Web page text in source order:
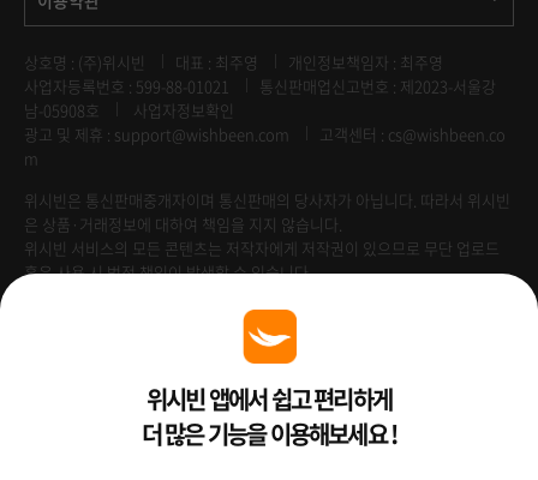
상호명 : (주)위시빈 대표 : 최주영
개인정보책임자 : 최주영
사업자등록번호 : 599-88-01021
통신판매업신고번호 : 제2023-서울강
남-05908호
사업자정보확인
광고 및 제휴 : support@wishbeen.com
고객센터 : cs@wishbeen.co
m
위시빈은 통신판매중개자이며 통신판매의 당사자가 아닙니다. 따라서 위시빈
은 상품·거래정보에 대하여 책임을 지지 않습니다.
위시빈 서비스의 모든 콘텐츠는 저작자에게 저작권이 있으므로 무단 업로드
혹은 사용 시 법적 책임이 발생할 수 있습니다.
Venture Enterprise위시빈 앱에서 쉽고 편리하게
더 많은 기능을 이용해보세요 !